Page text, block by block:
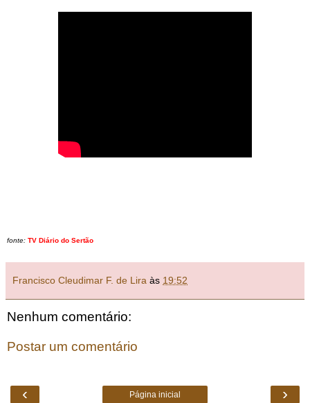
fonte: TV Diário do Sertão
Francisco Cleudimar F. de Lira às 19:52
Nenhum comentário:
Postar um comentário
‹ ›
Página inicial